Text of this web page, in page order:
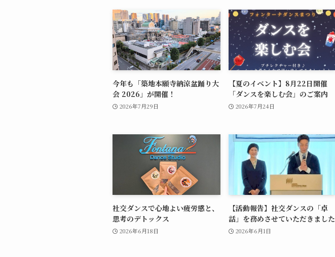
今年も「築地本願寺納涼盆踊り大
会 2026」が開催！
2026年7月29日
【夏のイベント】8月22日開催
「ダンスを楽しむ会」のご案内
2026年7月24日
社交ダンスで心地よい疲労感と、
思考のデトックス
2026年6月18日
【活動報告】社交ダンスの「卓
話」を務めさせていただきました
2026年6月1日